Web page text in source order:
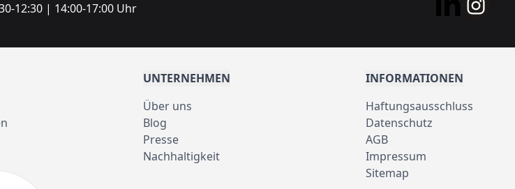
12:30 | 14:00-17:00 Uhr
UNTERNEHMEN
Über uns
Blog
Presse
Nachhaltigkeit
INFORMATIONEN
Haftungsausschluss
Datenschutz
AGB
Impressum
Sitemap